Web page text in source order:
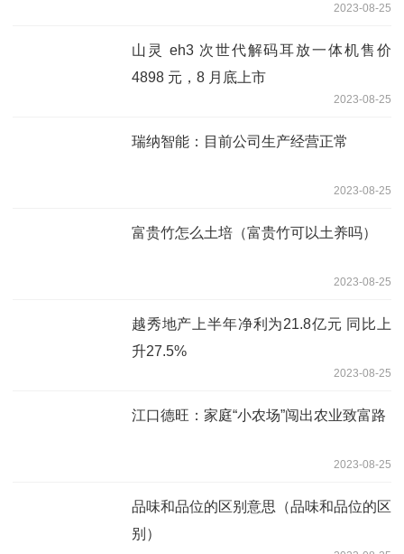
2023-08-25
山灵 eh3 次世代解码耳放一体机售价
4898 元，8 月底上市
2023-08-25
瑞纳智能：目前公司生产经营正常
2023-08-25
富贵竹怎么土培（富贵竹可以土养吗）
2023-08-25
越秀地产上半年净利为21.8亿元 同比上
升27.5%
2023-08-25
江口德旺：家庭“小农场”闯出农业致富路
2023-08-25
品味和品位的区别意思（品味和品位的区
别）